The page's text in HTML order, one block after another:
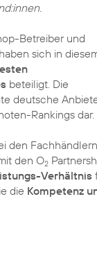
Betreiber und
sich in
beteiligt. Die
deutsche
Rankings dar.
den
den O2
Verhältnis
die Kompetenz